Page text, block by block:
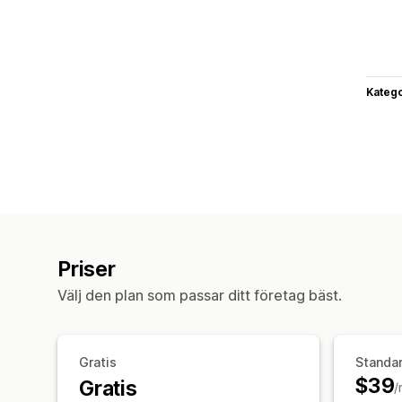
Priser
Välj den plan som passar ditt företag bäst.
Gratis
Gratis $39/